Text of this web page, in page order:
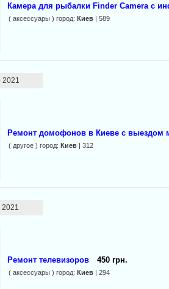
Камера для рыбалки Finder Camera с
( аксессуары ) город: Киев| 589
2021
Ремонт домофонов в Киеве c выездом
( другое ) город: Киев| 312
2021
Ремонт телевизоров 450 грн.
( аксессуары ) город: Киев| 294